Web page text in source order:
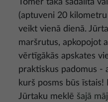
Tomēr taka sadalīta
(aptuveni 20
veikt vienā dienā.
maršrutus, apkopojot
vērtīgākās apskates
praktiskus padomus -
kurš posms būs
Jūrtaku meklē šajā